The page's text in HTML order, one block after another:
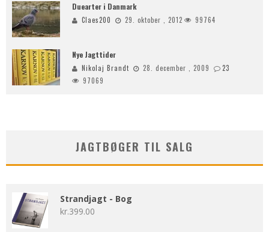
Duearter i Danmark
Claes200 29. oktober , 2012 99764
Nye Jagttider
Nikolaj Brandt 28. december , 2009
23
97069
JAGTBØGER TIL SALG
Strandjagt - Bog
kr.399.00